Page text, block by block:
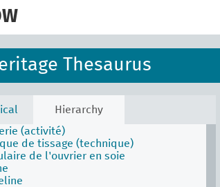
Thesaurus
Hierarchy
de production et de finition des
(technique)
(technique)
(activité)
de tissage (technique)
de l'ouvrier en soie